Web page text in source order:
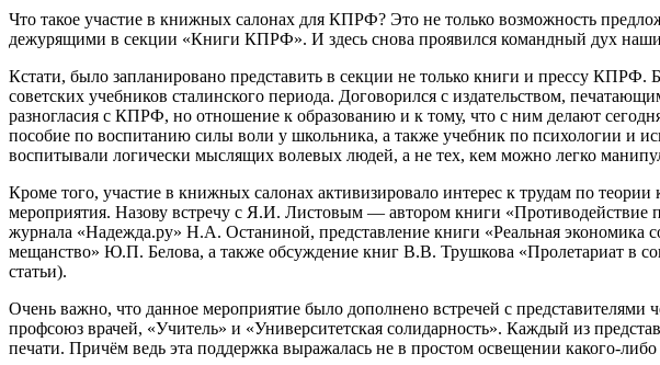
Что такое участие в книжных салонах для КПРФ? Это не только возможность
дежурящими в секции «Книги КПРФ». И здесь снова проявился командный дух
Кстати, было запланировано представить в секции не только книги и прессу
советских учебников сталинского периода. Договорился с издательством,
разногласия с КПРФ, но отношение к образованию и к тому, что с ним делают
пособие по воспитанию силы воли у школьника, а также учебник по психологии и
воспитывали логически мыслящих волевых людей, а не тех, кем можно легко
Кроме того, участие в книжных салонах активизировало интерес к трудам по
мероприятия. Назову встречу с Я.И. Листовым — автором книги «Противодействие
журнала «Надежда.ру» Н.А. Останиной, представление книги «Реальная
мещанство» Ю.П. Белова, а также обсуждение книг В.В. Трушкова «Пролетариат в
статьи).
Очень важно, что данное мероприятие было дополнено встречей с
профсоюз врачей, «Учитель» и «Университетская солидарность». Каждый из
печати. Причём ведь эта поддержка выражалась не в простом освещении какого-